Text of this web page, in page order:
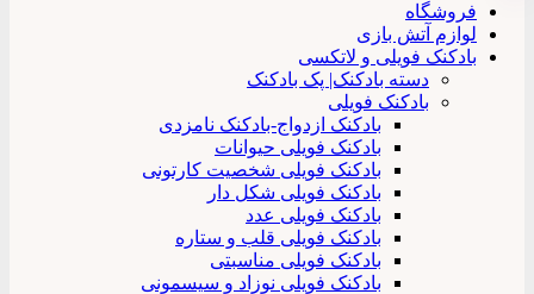
فروشگاه
لوازم آتش بازی
بادکنک فویلی و لاتکسی
دسته بادکنک| پک بادکنک
بادکنک فویلی
بادکنک ازدواج-بادکنک نامزدی
بادکنک فویلی حیوانات
بادکنک فویلی شخصیت کارتونی
بادکنک فویلی شکل دار
بادکنک فویلی عدد
بادکنک فویلی قلب و ستاره
بادکنک فویلی مناسبتی
بادکنک فویلی نوزاد و سیسمونی